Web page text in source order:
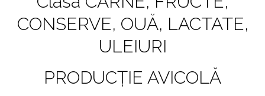
CONSERVE, OUĂ, LACTATE,
ULEIURI
PRODUCȚIE AVICOLĂ